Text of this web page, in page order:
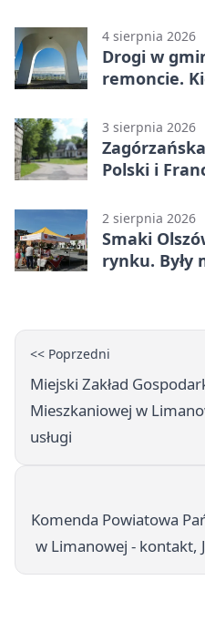
4 sierpnia 2026
Drogi w
remoncie.
3 sierpnia 2026
Polski i
2 sierpnia 2026
Smaki
rynku. Były
<< Poprzedni
Miejski Zakład
Mieszkaniowej w
usługi
Komenda Powiatowa
w Limanowej - kontakt,